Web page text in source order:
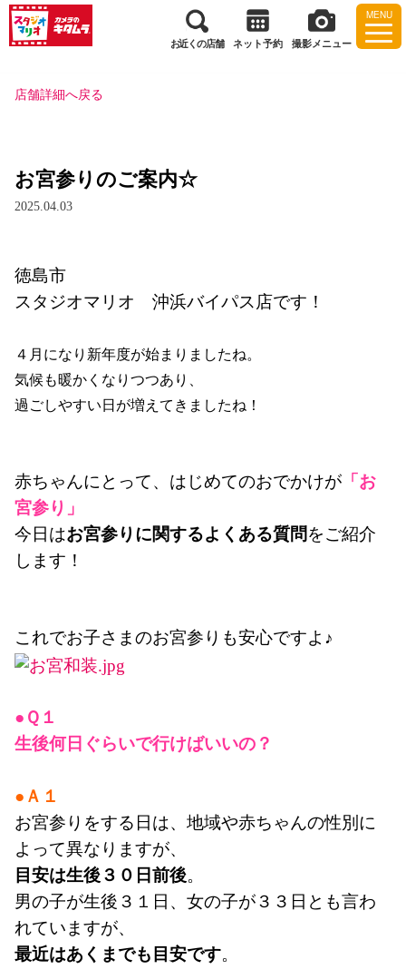
MENU
お近くの店舗 ネット予約 撮影メニュー
店舗詳細へ戻る
お宮参りのご案内☆
2025.04.03
徳島市
スタジオマリオ　沖浜バイパス店です！
４月になり新年度が始まりましたね。
気候も暖かくなりつつあり、
過ごしやすい日が増えてきましたね！
赤ちゃんにとって、はじめてのおでかけが 「お
宮参り」
今日はお宮参りに関するよくある質問をご紹介
します！
これでお子さまのお宮参りも安心ですよ♪
●Ｑ１
生後何日ぐらいで行けばいいの？
●Ａ１
お宮参りをする日は、地域や赤ちゃんの性別に
よって異なりますが、
目安は生後３０日前後。
男の子が生後３１日、女の子が３３日とも言わ
れていますが、
最近はあくまでも目安です。